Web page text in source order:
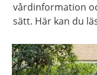
vårdinformation
sätt. Här kan du